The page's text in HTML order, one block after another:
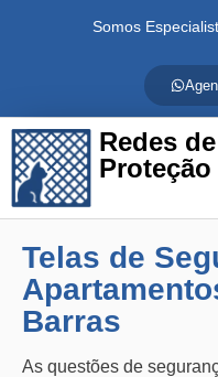
Somos
Redes de
Proteção
Telas de
Barras
As questões de